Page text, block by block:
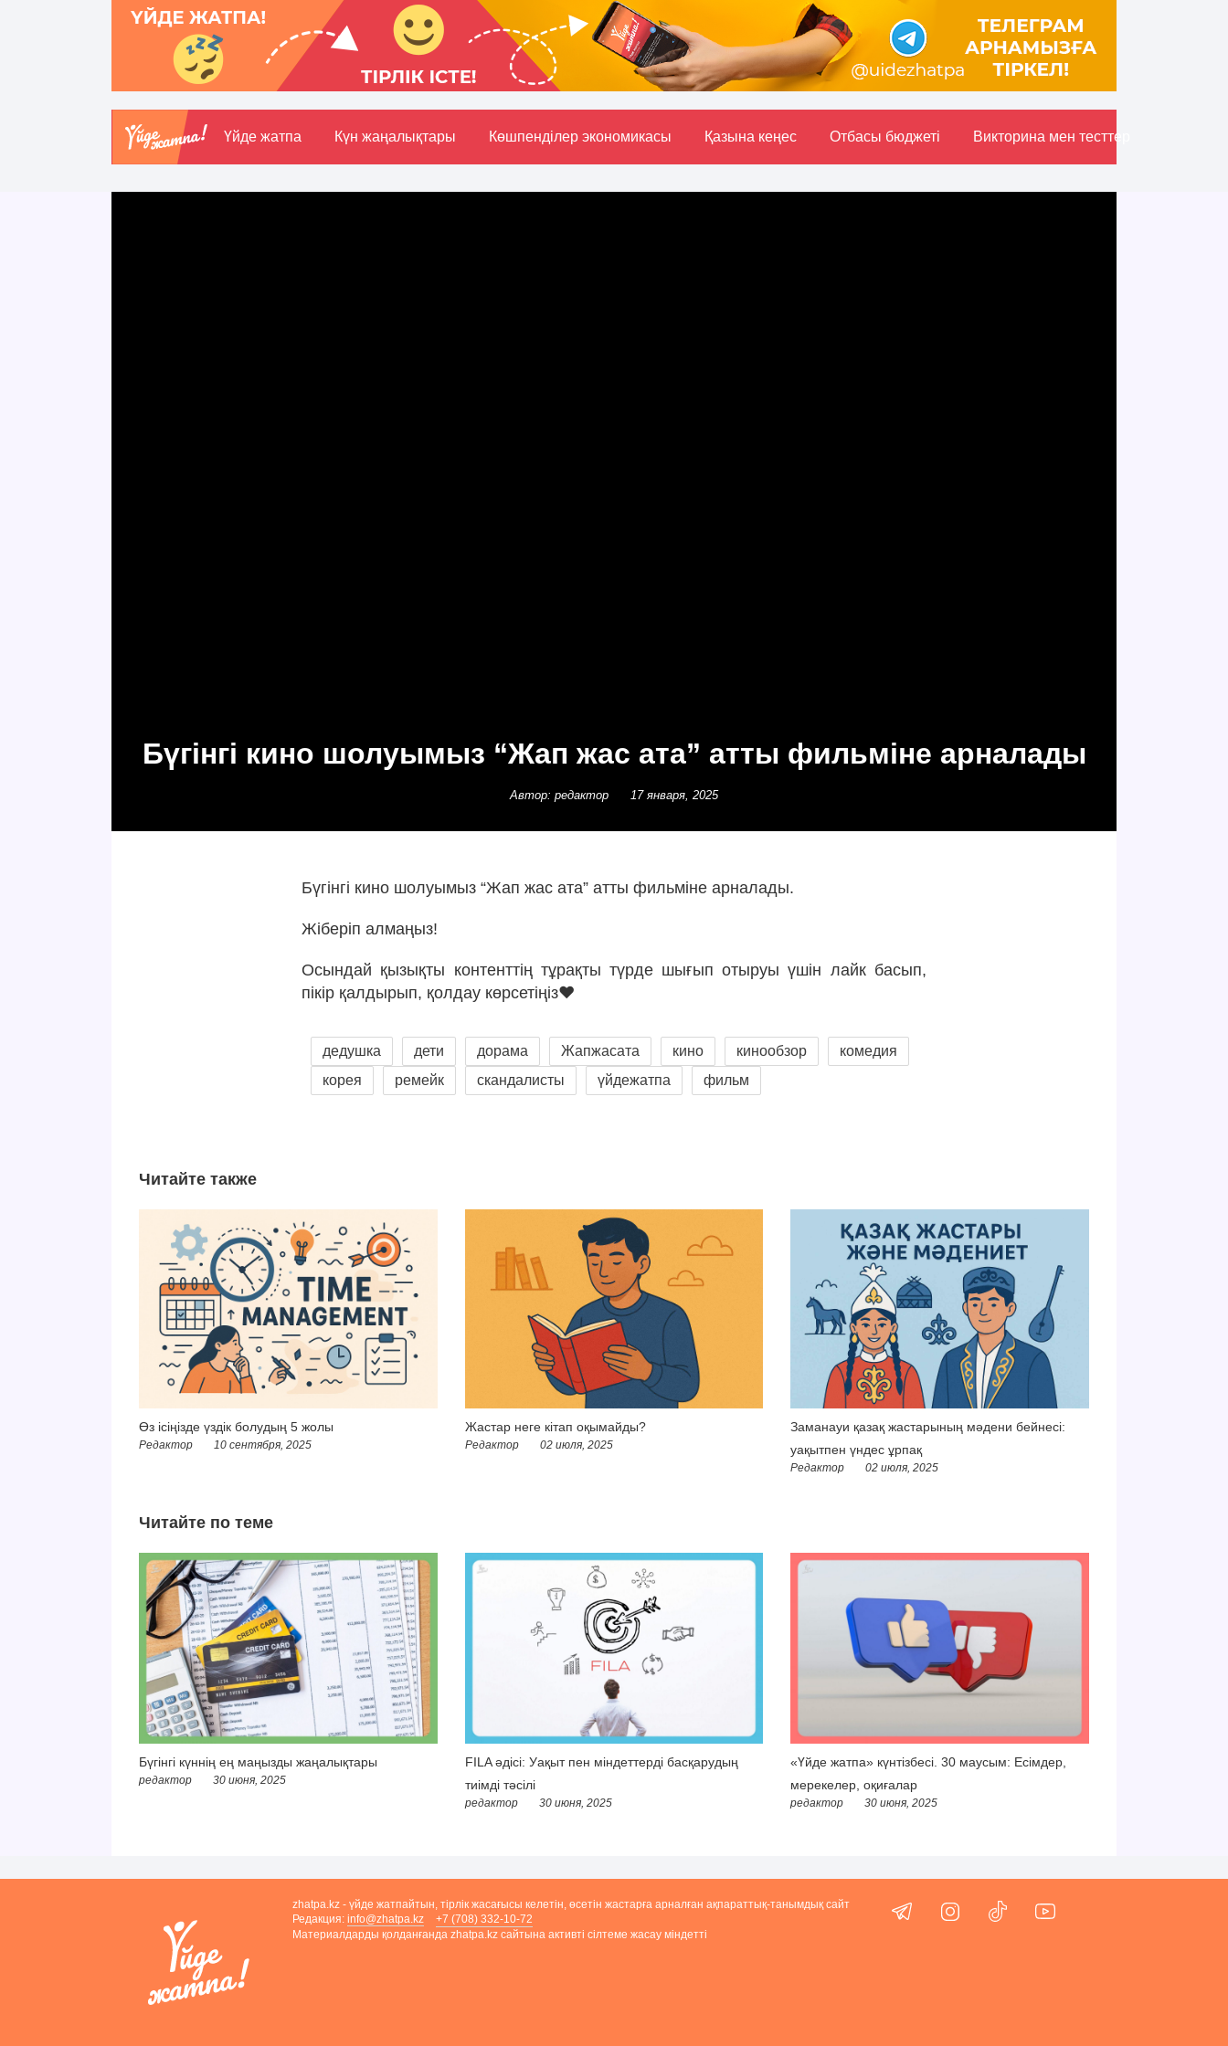
Үйде жатпа Күн жаңалықтары Көшпенділер экономикасы Қазына кеңес Отбасы бюджетi Викторина мен тесттер
Бүгінгі кино шолуымыз “Жап жас ата” атты фильміне арналады
Автор: редактор 17 января, 2025
Бүгінгі кино шолуымыз “Жап жас ата” атты фильміне арналады.
Жіберіп алмаңыз!
Осындай қызықты контенттің тұрақты түрде шығып отыруы үшін лайк басып,
пікір қалдырып, қолдау көрсетіңіз❤
дедушка дети дорама Жапжасата кино кинообзор
комедия
корея
ремейк скандалисты үйдежатпа фильм
Читайте также
Өз ісіңізде үздік болудың 5 жолы
Редактор 10 сентября, 2025
Жастар неге кітап оқымайды?
Редактор 02 июля, 2025
Заманауи қазақ жастарының мәдени бейнесі:
уақытпен үндес ұрпақ
Редактор 02 июля, 2025
Читайте по теме
Бүгінгі күннің ең маңызды жаңалықтары
редактор 30 июня, 2025
FILA әдісі: Уақыт пен міндеттерді басқарудың
тиімді тәсілі
редактор 30 июня, 2025
«Үйде жатпа» күнтізбесі. 30 маусым: Есімдер,
мерекелер, оқиғалар
редактор 30 июня, 2025
zhatpa.kz - үйде жатпайтын, тірлік жасағысы келетін, өсетін жастарға арналған ақпараттық-танымдық сайт
Редакция:info@zhatpa.kz
+7 (708) 332-10-72
Материалдарды қолданғанда zhatpa.kz сайтына активті сілтеме жасау міндетті